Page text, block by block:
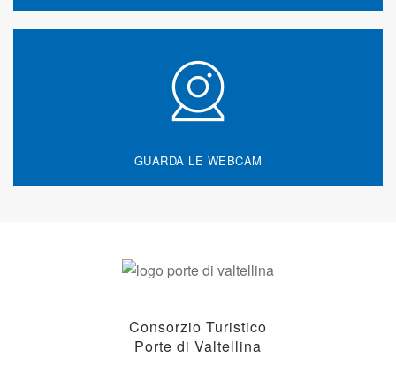
GUARDA LE WEBCAM
Consorzio Turistico
Porte di Valtellina